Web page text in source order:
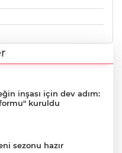
inşası için dev adım:
kuruldu
sezonu hazır